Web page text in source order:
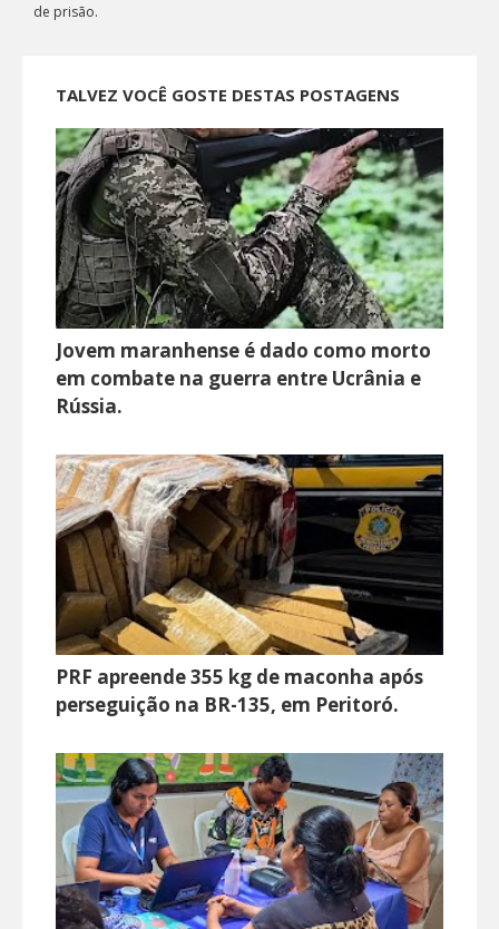
de prisão.
TALVEZ VOCÊ GOSTE DESTAS POSTAGENS
Jovem maranhense é dado como morto
em combate na guerra entre Ucrânia e
Rússia.
PRF apreende 355 kg de maconha após
perseguição na BR-135, em Peritoró.